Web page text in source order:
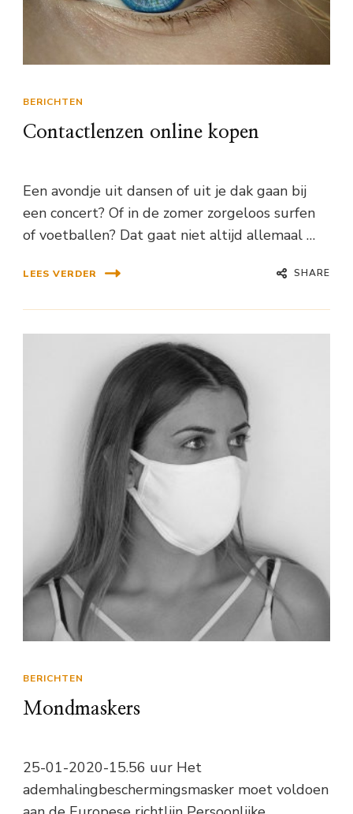
BERICHTEN
Contactlenzen online kopen
Een avondje uit dansen of uit je dak gaan bij
een concert? Of in de zomer zorgeloos surfen
of voetballen? Dat gaat niet altijd allemaal …
LEES VERDER SHARE
BERICHTEN
Mondmaskers
25-01-2020-15.56 uur Het
ademhalingbeschermingsmasker moet voldoen